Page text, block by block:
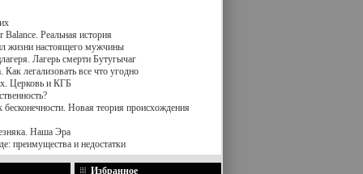
Balance. Реальная история
жизни настоящего мужчины
Лагерь смерти Бутугычаг
легализовать все что угодно
Церковь и КГБ
бесконечности. Новая теория происхождения
Наша Эра
преимущества и недостатки
Избранное